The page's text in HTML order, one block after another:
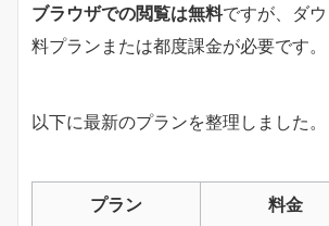
ブラウザでの閲覧は無料ですが、ダ
料プランまたは都度課金が必要です。
以下に最新のプランを整理しました。
プラン 料金